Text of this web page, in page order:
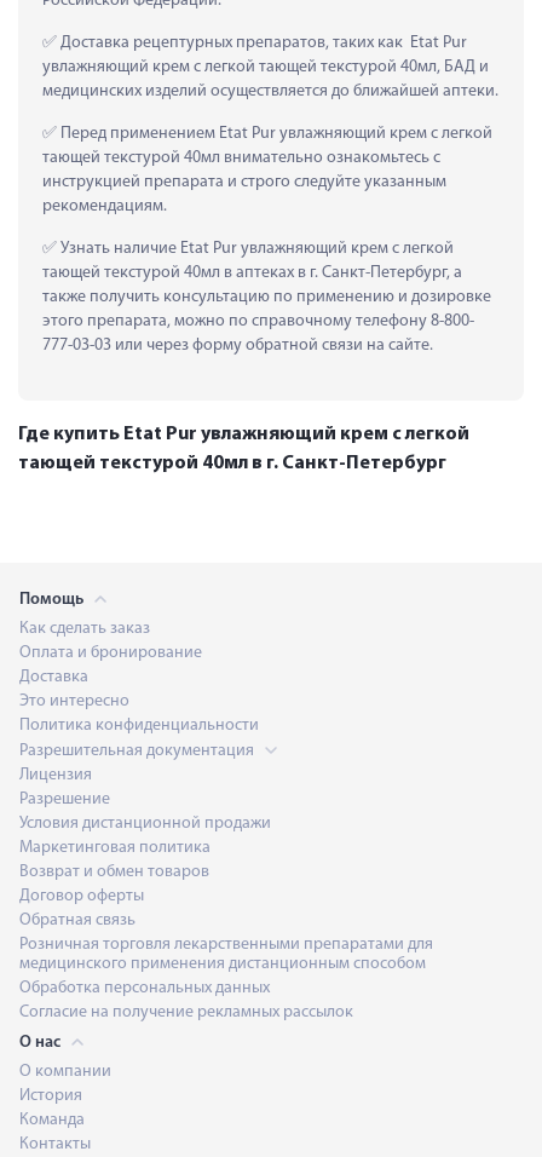
Доставка рецептурных препаратов, таких как  Etat Pur
увлажняющий крем с легкой тающей текстурой 40мл, БАД и
медицинских изделий осуществляется до ближайшей аптеки.
Перед применением Etat Pur увлажняющий крем с легкой
тающей текстурой 40мл внимательно ознакомьтесь с
инструкцией препарата и строго следуйте указанным
рекомендациям.
Узнать наличие Etat Pur увлажняющий крем с легкой
тающей текстурой 40мл в аптеках в г. Санкт-Петербург, а
также получить консультацию по применению и дозировке
этого препарата, можно по справочному телефону 8-800-
777-03-03 или через форму обратной связи на сайте.
Где купить Etat Pur увлажняющий крем с легкой
тающей текстурой 40мл в г. Санкт-Петербург
Помощь
Как сделать заказ
Оплата и бронирование
Доставка
Это интересно
Политика конфиденциальности
Разрешительная документация
Лицензия
Разрешение
Условия дистанционной продажи
Маркетинговая политика
Возврат и обмен товаров
Договор оферты
Обратная связь
Розничная торговля лекарственными препаратами для
медицинского применения дистанционным способом
Обработка персональных данных
Согласие на получение рекламных рассылок
О нас
О компании
История
Команда
Контакты